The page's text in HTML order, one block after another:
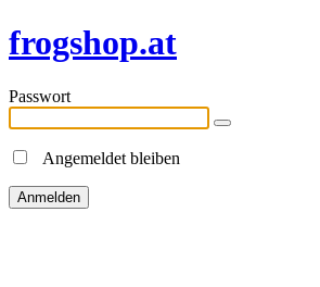
frogshop.at
Passwort
Angemeldet bleiben